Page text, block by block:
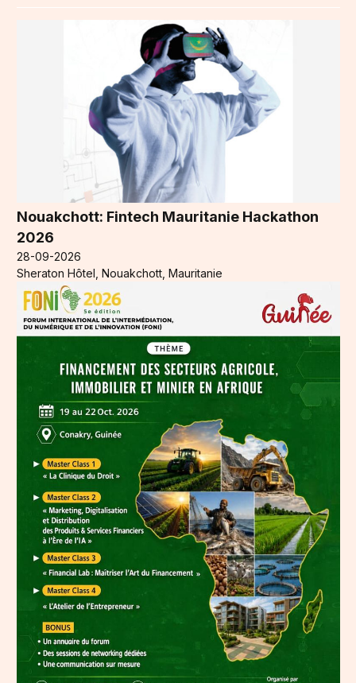
Nouakchott: Fintech Mauritanie Hackathon
2026
28-09-2026
Sheraton Hôtel, Nouakchott, Mauritanie